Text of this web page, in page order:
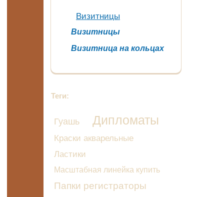
Визитницы
Визитницы
Визитница на кольцах
Теги:
Гуашь Дипломаты
Краски акварельные
Ластики
Масштабная линейка купить
Папки регистраторы